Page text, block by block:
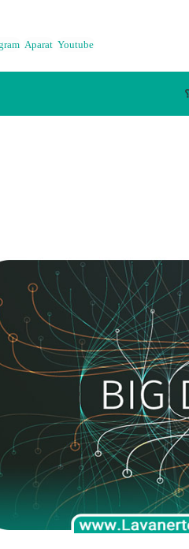
Aparat Youtube